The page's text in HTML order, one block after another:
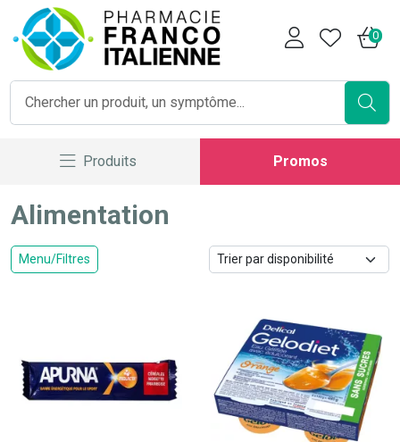
0
Produits Promos
Alimentation
Menu/Filtres